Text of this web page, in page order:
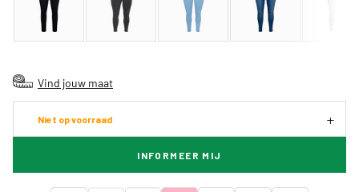
Vind jouw maat
Niet op voorraad
INFORMEER MIJ